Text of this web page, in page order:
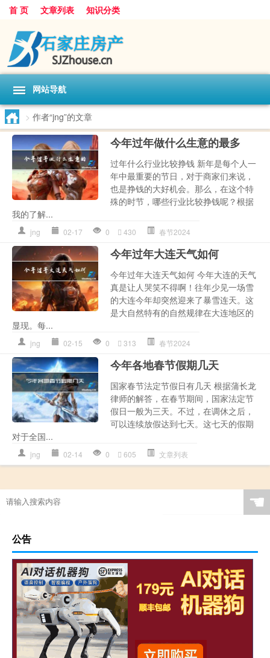
首 页 文章列表 知识分类
网站导航
> 作者“jng”的文章
今年过年做什么生意的最多
过年什么行业比较挣钱 新年是每个人一
年中最重要的节日，对于商家们来说，
也是挣钱的大好机会。那么，在这个特
殊的时节，哪些行业比较挣钱呢？根据
我的了解...
jng 02-17 0 430 春节2024
今年过年大连天气如何
今年过年大连天气如何 今年大连的天气
真是让人哭笑不得啊！往年少见一场雪
的大连今年却突然迎来了暴雪连天。这
是大自然特有的自然规律在大连地区的
显现。每...
jng 02-15 0 313 春节2024
今年各地春节假期几天
国家春节法定节假日有几天 根据蒲长龙
律师的解答，在春节期间，国家法定节
假日一般为三天。不过，在调休之后，
可以连续放假达到七天。这七天的假期
对于全国...
jng 02-14 0 605 文章列表
☚
公告